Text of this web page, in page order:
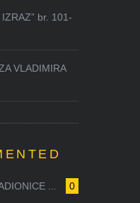
br. 101-
VLADIMIRA
0
...